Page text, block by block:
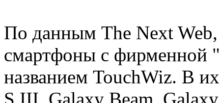
По данным The Next Web,
смартфоны с фирменной
названием TouchWiz. В